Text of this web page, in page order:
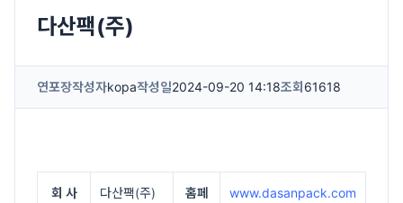
다산팩(주)
연포장작성자kopa작성일2024-09-20 14:18조회 61618
회 사
다산팩(주)
홈페
www.dasanpack.com